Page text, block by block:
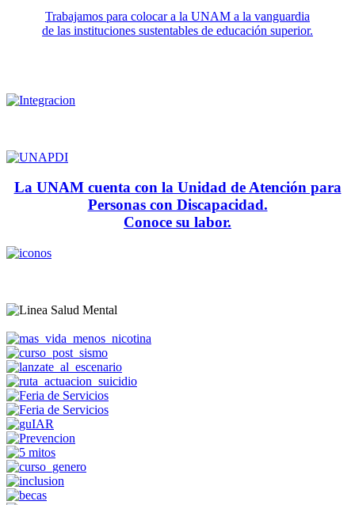
Trabajamos para colocar a la UNAM a la vanguardia
de las instituciones sustentables de educación superior.
La UNAM cuenta con la Unidad de Atención para
Personas con Discapacidad.
Conoce su labor.